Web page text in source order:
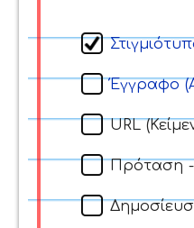
Έγγραφο
URL
Πρόταση -